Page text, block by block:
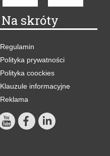
Na skróty
Regulamin
Polityka prywatności
Polityka coockies
Klauzule informacyjne
Reklama